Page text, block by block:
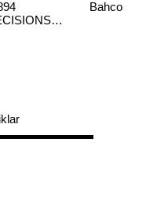
PRECISIONSVATTENPASS MED DUBBEL T-PROFIL
Bahco